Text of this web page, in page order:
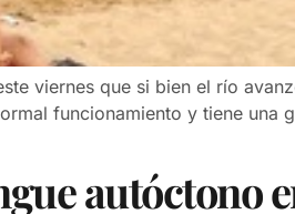
viernes que si bien el río
funcionamiento y tiene una
autóctono